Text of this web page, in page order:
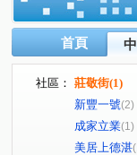
首頁
社區： 莊敬街(1)
新豐一號(2)
成家立業(1)
美居上德湛